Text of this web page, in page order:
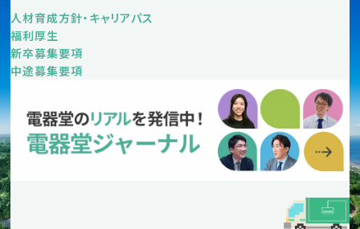
人材育成方針・キャリアパス
福利厚生
新卒募集要項
中途募集要項